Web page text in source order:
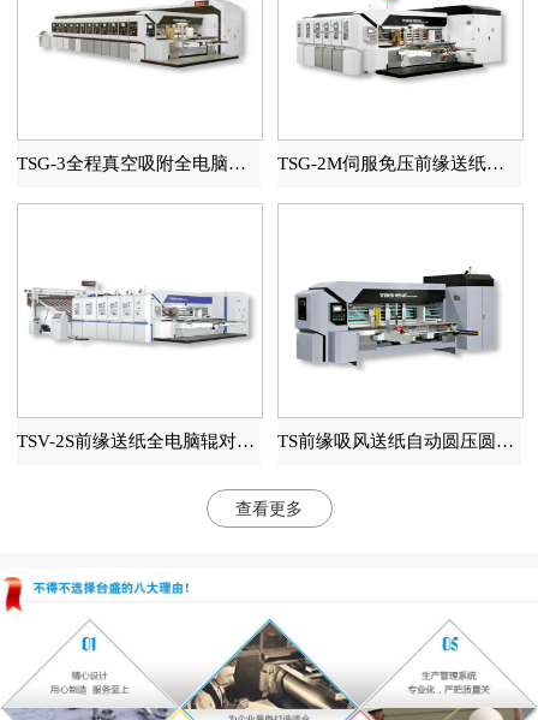
TSG-3全程真空吸附全电脑高速印刷开槽模切机 TSG-2M伺服免压前缘送纸自动水性印刷开槽模切机（全程吸附）
TSV-2S前缘送纸全电脑辊对辊高速印刷开槽模切机 TS前缘吸风送纸自动圆压圆模切机
查看更多